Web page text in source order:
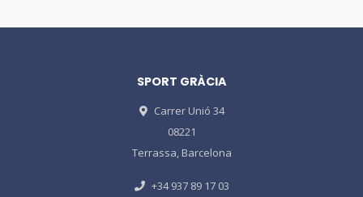
SPORT GRÀCIA
Carrer Unió 34
08221
Terrassa, Barcelona
+34 937 89 17 03